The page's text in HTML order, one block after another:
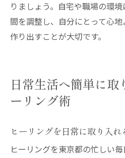
りましょう。自宅や職場の環
間を調整し、自分にとって心
作り出すことが大切です。
日常生活へ簡単に取
ーリング術
ヒーリングを日常に取り入れ
ヒーリングを東京都の忙しい毎